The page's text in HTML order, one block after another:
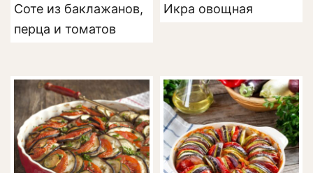
Соте из баклажанов,
перца и томатов
Икра овощная